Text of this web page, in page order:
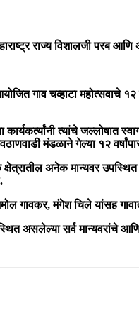
राज्य विशालजी परब
गाव चव्हाटा महोत्सवाचे
त्यांचे जल्लोषात
मंडळाने गेल्या १२
क्षेत्रातील अनेक मान्यवर
गावकर, मंगेश चिले यांसह
असलेल्या सर्व मान्यवरांचे